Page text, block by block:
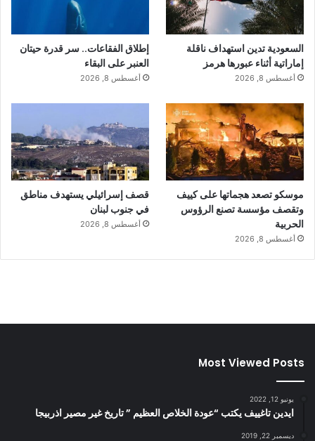
السعودية تدين استهداف ناقلة
إماراتية أثناء عبورها هرمز
أغسطس 8, 2026
إطلاق الفقاعات.. سر قدرة حيتان
العنبر على البقاء
أغسطس 8, 2026
موسكو تصعد هجماتها على كييف
وتقصف مؤسسة تصنع الرؤوس
الحربية
أغسطس 8, 2026
قصف إسرائيلي يستهدف مناطق
في جنوب لبنان
أغسطس 8, 2026
Most Viewed Posts
يونيو 12, 2022
ايدين تاغييف يكتب “عودة الخلاص العظيم ” تاريخ غير مصير اذربيجا
ديسمبر 22, 2019